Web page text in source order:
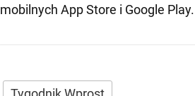
mobilnych App Store i Google Play.